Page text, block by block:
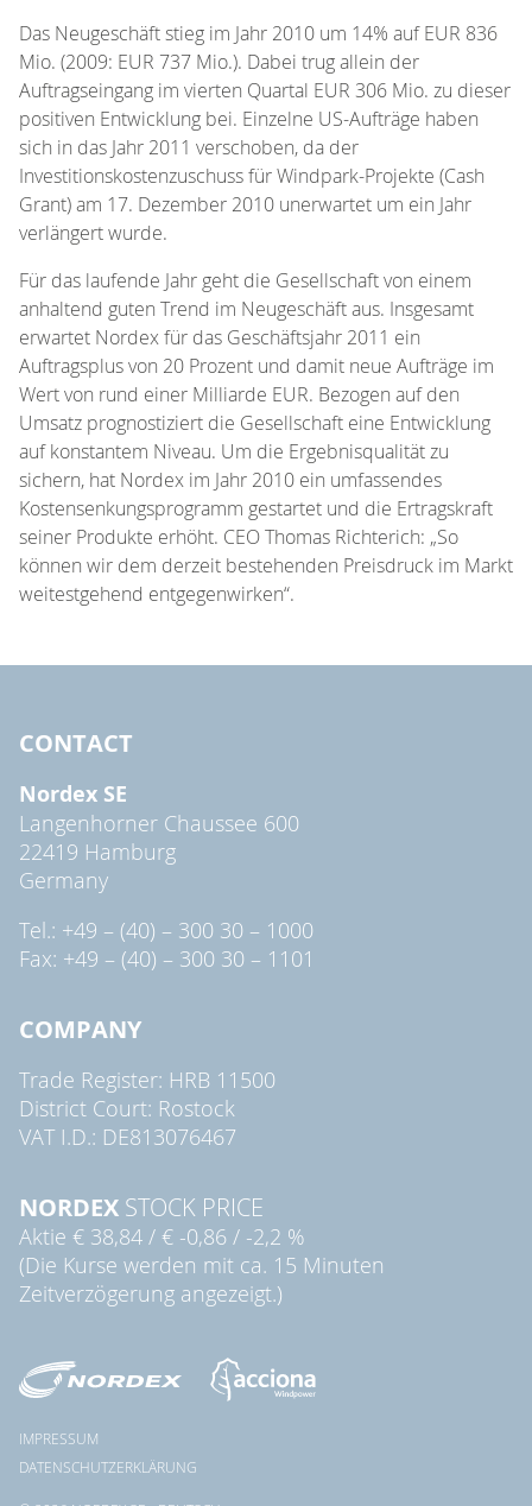
Das Neugeschäft stieg im Jahr 2010 um 14% auf EUR 836
Mio. (2009: EUR 737 Mio.). Dabei trug allein der
Auftragseingang im vierten Quartal EUR 306 Mio. zu dieser
positiven Entwicklung bei. Einzelne US-Aufträge haben
sich in das Jahr 2011 verschoben, da der
Investitionskostenzuschuss für Windpark-Projekte (Cash
Grant) am 17. Dezember 2010 unerwartet um ein Jahr
verlängert wurde.
Für das laufende Jahr geht die Gesellschaft von einem
anhaltend guten Trend im Neugeschäft aus. Insgesamt
erwartet Nordex für das Geschäftsjahr 2011 ein
Auftragsplus von 20 Prozent und damit neue Aufträge im
Wert von rund einer Milliarde EUR. Bezogen auf den
Umsatz prognostiziert die Gesellschaft eine Entwicklung
auf konstantem Niveau. Um die Ergebnisqualität zu
sichern, hat Nordex im Jahr 2010 ein umfassendes
Kostensenkungsprogramm gestartet und die Ertragskraft
seiner Produkte erhöht. CEO Thomas Richterich: „So
können wir dem derzeit bestehenden Preisdruck im Markt
weitestgehend entgegenwirken“.
CONTACT
Nordex SE
Langenhorner Chaussee 600
22419 Hamburg
Germany
Tel.: +49 – (40) – 300 30 – 1000
Fax: +49 – (40) – 300 30 – 1101
COMPANY
Trade Register: HRB 11500
District Court: Rostock
VAT I.D.: DE813076467
NORDEX STOCK PRICE
Aktie € 38,84 / € -0,86 / -2,2 %
(Die Kurse werden mit ca. 15 Minuten
Zeitverzögerung angezeigt.)
IMPRESSUM
DATENSCHUTZERKLÄRUNG